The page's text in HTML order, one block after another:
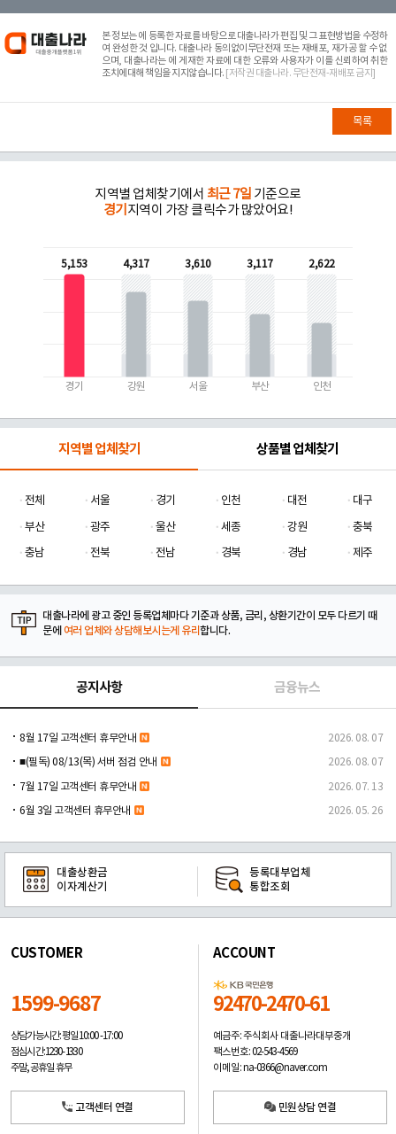
본 정보는에 등록한 자료를 바탕으로 대출나라가 편집 및 그 표현방법을 수정하
여 완성한 것 입니다. 대출나라 동의없이무단전재 또는 재배포, 재가공 할 수 없
으며, 대출나라는 에 게재한 자료에 대한 오류와 사용자가 이를 신뢰하여 취한
조치에대해 책임을 지지않습니다. [저작권 대출나라. 무단전재-재배포 금지]
목록
지역별 업체찾기에서 최근 7일 기준으로
경기 지역이 가장 클릭수가 많았어요!
5,153
경기
4,317
강원
3,610
서울
3,117
부산
2,622
인천
지역별 업체찾기 상품별 업체찾기
전체 서울 경기 인천 대전
대구
부산
광주 울산 세종 강원
충북
충남
전북 전남 경북 경남 제주
대출나라에 광고 중인 등록업체마다 기준과 상품, 금리, 상환기간이 모두 다르기 때
문에 여러 업체와 상담해보시는게 유리합니다.
공지사항 금융뉴스
8월 17일 고객센터 휴무안내 2026. 08. 07
■(필독) 08/13(목) 서버 점검 안내 2026. 08. 07
7월 17일 고객센터 휴무안내 2026. 07. 13
6월 3일 고객센터 휴무안내 2026. 05. 26
대출상환금
이자계산기
등록대부업체
통합조회
CUSTOMER
1599-9687
상담가능시간: 평일10:00 -17:00
점심시간: 12:30 - 13:30
주말, 공휴일 휴무
고객센터 연결
ACCOUNT
92470-2470-61
예금주: 주식회사 대출나라대부중개
팩스번호: 02-543-4569
이메일: na-0366@naver.com
민원상담 연결